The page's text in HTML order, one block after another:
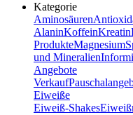
Kategorie
Aminosäuren
AlaninKoffeinKreatin
ProdukteMagnesium
und Mineralien
Angebote
Verkauf
Eiweiße
Eiweiß-Shakes